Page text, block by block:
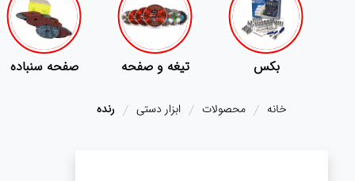
بکس تیغه و صفحه صفحه سنباده
خانه محصولات ابزار دستی رنده